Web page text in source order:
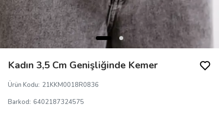
Kadın 3,5 Cm Genişliğinde Kemer
Ürün Kodu: 21KKM0018R0836
Barkod: 6402187324575